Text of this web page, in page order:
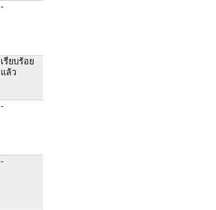
-
เรียบร้อย
แล้ว
-
-